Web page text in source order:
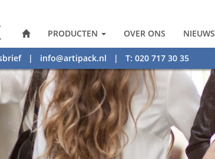
PRODUCTEN OVER ONS NIEUWS
| info@artipack.nl | T: 020 717 30 35